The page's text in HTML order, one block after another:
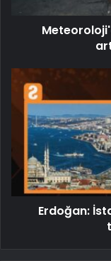
Erdoğan: